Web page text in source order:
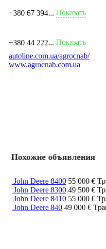
+380 67 394... Показать
+380 44 222... Показать
autoline.com.ua/agrocnab/
www.agrocnab.com.ua
Похожие объявления
John Deere 8400 55 000 €
John Deere 8300 49 500 €
John Deere 8410 55 000 €
John Deere 840 49 000 €